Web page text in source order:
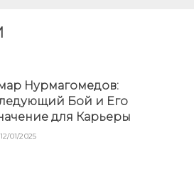
Нурмагомедов:
Бой и Его
для Карьеры
12/01/2025